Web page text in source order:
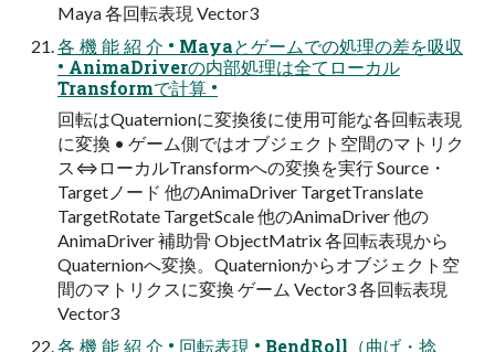
Maya 各回転表現 Vector3
各 機 能 紹 介 • Mayaとゲームでの処理の差を吸収
• AnimaDriverの内部処理は全てローカル
Transformで計算 •
回転はQuaternionに変換後に使用可能な各回転表現
に変換 • ゲーム側ではオブジェクト空間のマトリク
ス⇔ローカルTransformへの変換を実行 Source・
Targetノード 他のAnimaDriver TargetTranslate
TargetRotate TargetScale 他のAnimaDriver 他の
AnimaDriver 補助骨 ObjectMatrix 各回転表現から
Quaternionへ変換。Quaternionからオブジェクト空
間のマトリクスに変換 ゲーム Vector3 各回転表現
Vector3
各 機 能 紹 介 • 回転表現 • BendRoll（曲げ・捻